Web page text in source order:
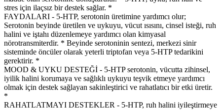
stres için ilaçsız bir destek sağlar. *
FAYDALARI - 5-HTP, serotonin üretimine yardımcı olur;
Serotonin beyinde üretilen ve uykuyu, vücut ısısını, cinsel isteği, ruh
halini ve iştahı düzenlemeye yardımcı olan kimyasal
nörotransmiterdir. * Beyinde serotoninin sentezi, merkezi sinir
sisteminde öncüler olarak yeterli triptofan veya 5-HTP tedarikini
gerektirir. *
MOOD & UYKU DESTEĞİ - 5-HTP serotonin, vücutta zihinsel,
iyilik halini korumaya ve sağlıklı uykuyu teşvik etmeye yardımcı
olmak için destek sağlayan sakinleştirici ve rahatlatıcı bir etki üretir.
*
RAHATLATMAYI DESTEKLER - 5-HTP, ruh halini iyileştirmeye